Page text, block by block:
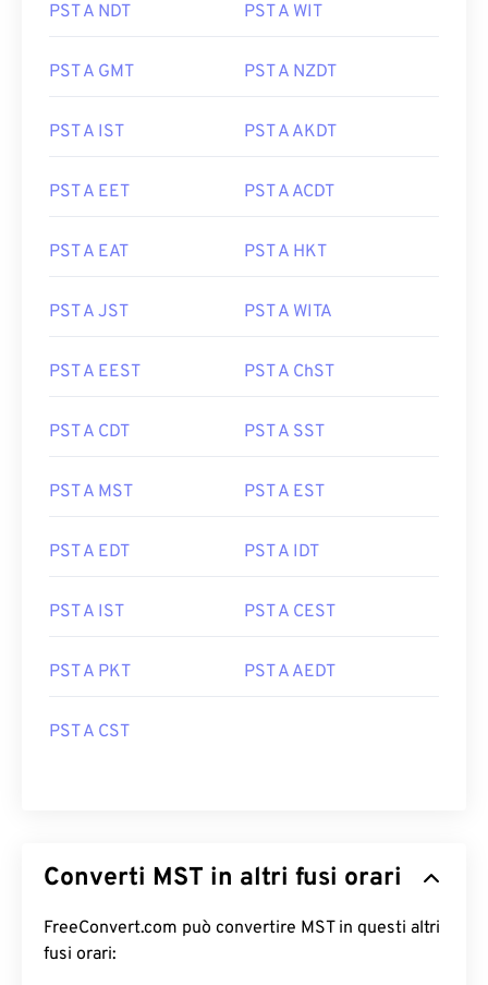
PST A NDT PST A WIT
PST A GMT PST A NZDT
PST A IST PST A AKDT
PST A EET PST A ACDT
PST A EAT PST A HKT
PST A JST PST A WITA
PST A EEST PST A ChST
PST A CDT PST A SST
PST A MST PST A EST
PST A EDT PST A IDT
PST A IST PST A CEST
PST A PKT PST A AEDT
PST A CST
Converti MST in altri fusi orari
FreeConvert.com può convertire MST in questi altri
fusi orari: